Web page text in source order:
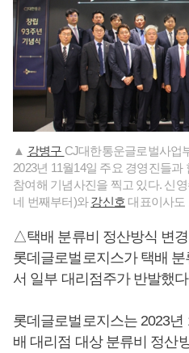
▲ 강병구 CJ대한통운글로벌사업
2023년 11월14일 주요 경영진들
참여해 기념사진을 찍고 있다. 신
네 번째부터)와강신호 대표이사도
△택배 분류비 정산방식 변
롯데글로벌로지스가 택배
서 일부 대리점주가 반발했
롯데글로벌로지스는 2023
배 대리점 대상 분류비 정산